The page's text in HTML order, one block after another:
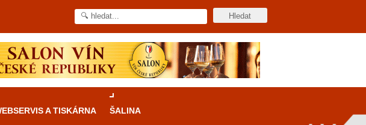
A TISKÁRNA ŠALINA